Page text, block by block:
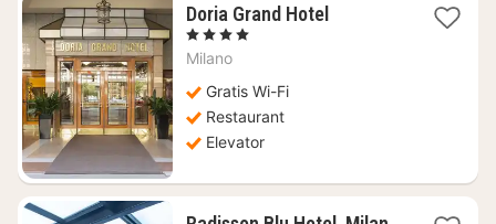
Doria Grand Hotel1
, 4 Stjerner
Milano
Gratis Wi-Fi
Restaurant
Elevator